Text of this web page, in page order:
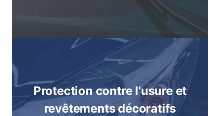
Protection contre l'usure et
revêtements décoratifs